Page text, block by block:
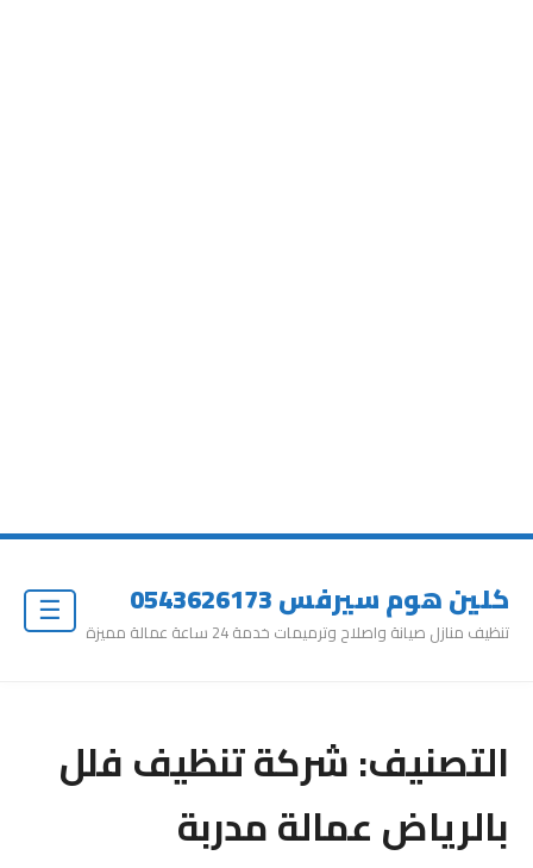
كلين هوم سيرفس 0543626173
تنظيف منازل صيانة واصلاح وترميمات خدمة 24 ساعة عمالة مميزة
التصنيف:شركة تنظيف فلل
بالرياض عمالة مدربة